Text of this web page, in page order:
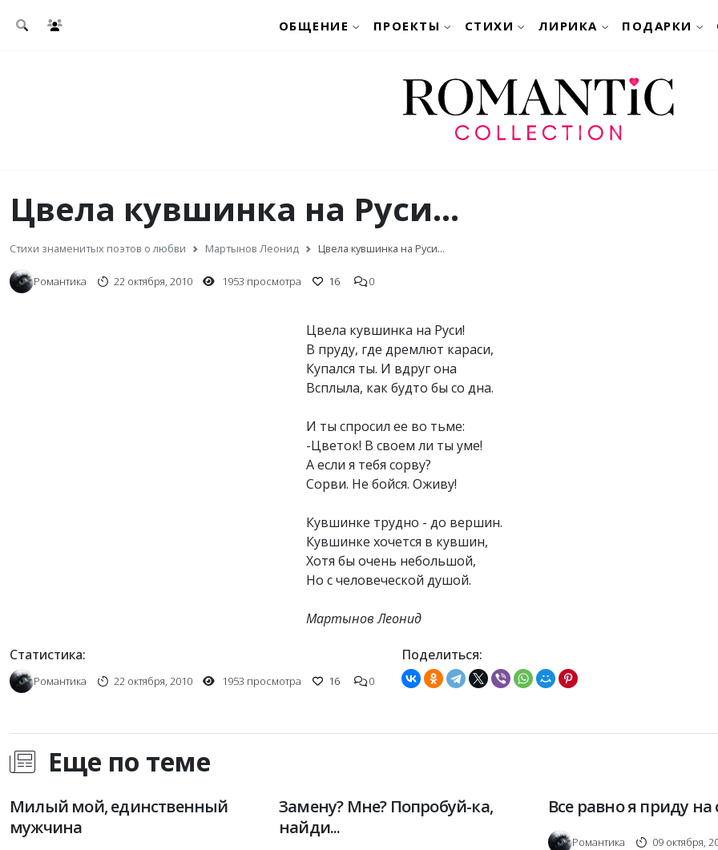
ОБЩЕНИЕ ПРОЕКТЫ СТИХИ ЛИРИКА ПОДАРКИ
Цвела кувшинка на Руси...
Стихи знаменитых поэтов о любви Мартынов Леонид Цвела кувшинка на Руси...
Романтика 22 октября, 2010 1953 просмотра 16 0
Цвела кувшинка на Руси!
В пруду, где дремлют караси,
Купался ты. И вдруг она
Всплыла, как будто бы со дна.
И ты спросил ее во тьме:
-Цветок! В своем ли ты уме!
А если я тебя сорву?
Сорви. Не бойся. Оживу!
Кувшинке трудно - до вершин.
Кувшинке хочется в кувшин,
Хотя бы очень небольшой,
Но с человеческой душой.
Мартынов Леонид
Статистика:
Романтика 22 октября, 2010 1953 просмотра 16 0
Поделиться:
Еще по теме
Милый мой, единственный
мужчина
Замену? Мне? Попробуй-ка,
найди...
Все равно я приду на
Романтика 09 октября,